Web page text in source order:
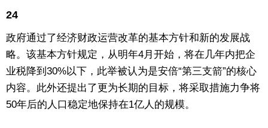
24
政府通过了经济财政运营改革的基本方针和新的发展战
略。该基本方针规定，从明年4月开始，将在几年内把企
业税降到30%以下，此举被认为是安倍“第三支箭”的核心
内容。此外还提出了更为长期的目标，将采取措施力争将
50年后的人口稳定地保持在1亿人的规模。